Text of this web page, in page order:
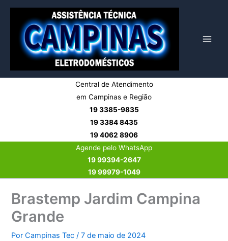
conteúdo
Central de Atendimento
em Campinas e Região
19 3385-9835
19 3384 8435
19 4062 8906
Agende pelo WhatsApp
19 99394-2647
19 99979-1049
Brastemp Jardim Campina
Grande
PorCampinas Tec/7 de maio de 2024